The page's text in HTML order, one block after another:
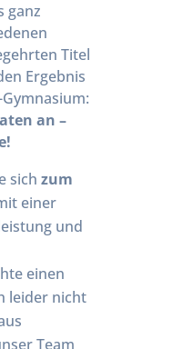
ganz
Titel
Ergebnis
an –
sich zum
einer
und
einen
leider nicht
Team